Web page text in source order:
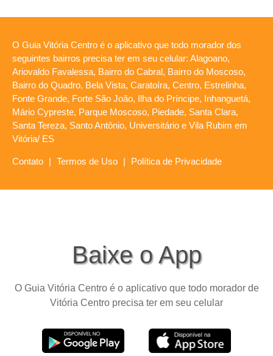
O Guia Vitória Centro é o aplicativo que todo morador dos
seguintes bairros precisa ter em seu celular: Alagoano,
Ariovaldo Favalessa, Bairro do Cabral, Bairro do Moscoso,
Bairro do Quadro, Bela Vista, Caratoíra, Centro, Estrelinha,
Fonte Grande, Forte São João, Ilha do Príncipe, Inhanguetá,
Mário Cypreste, Parque Moscoso, Piedade, Santa Clara,
Santa Tereza, Santo Antônio, Universitário e Vila Rubim em
Vitória/ ES
Contato | Termos de Uso | Política de Privacidade
Baixe o App
O Guia Vitória Centro é o aplicativo que todo morador de
Vitória Centro precisa ter em seu celular